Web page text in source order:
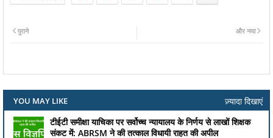
और नया
पुराने
YOU MAY LIKE
ज़्यादा दिखाएं
टीईटी समीक्षा याचिका पर सर्वोच्च न्यायालय के निर्णय से लाखों शिक्षक
संकट में: ABRSM ने की तत्काल विधायी राहत की अपील